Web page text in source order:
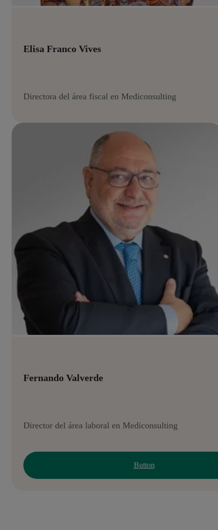
Elisa Franco Vives
Directora del área fiscal en Mediconsulting
Fernando Valverde
Director del área laboral en Mediconsulting
Button